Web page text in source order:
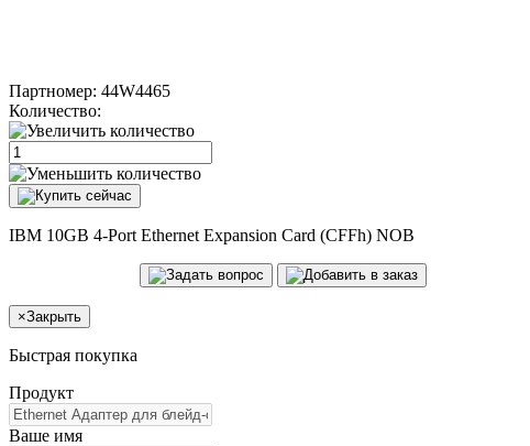
Партномер: 44W4465
Количество:
IBM 10GB 4-Port Ethernet Expansion Card (CFFh) NOB
×Закрыть
Быстрая покупка
Продукт
Ваше имя